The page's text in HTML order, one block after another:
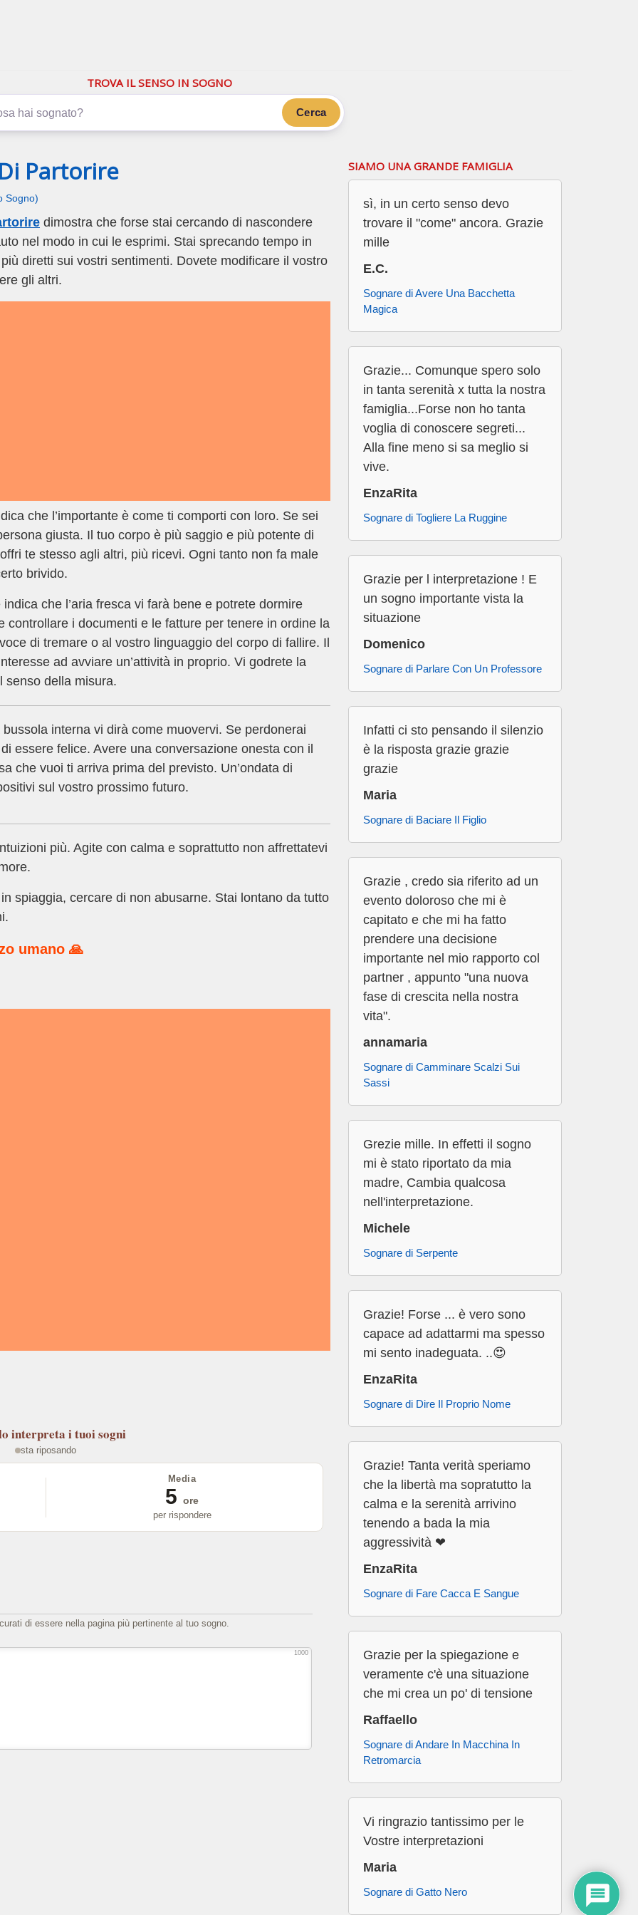
TROVA IL SENSO IN SOGNO
Cerca
Partorire
Sogno)
dimostra che forse stai cercando di nascondere
nel modo in cui le esprimi. Stai sprecando tempo in
diretti sui vostri sentimenti. Dovete modificare il vostro
gli altri.
che l’importante è come ti comporti con loro. Se sei
giusta. Il tuo corpo è più saggio e più potente di
te stesso agli altri, più ricevi. Ogni tanto non fa male
brivido.
che l’aria fresca vi farà bene e potrete dormire
controllare i documenti e le fatture per tenere in ordine la
di tremare o al vostro linguaggio del corpo di fallire. Il
ad avviare un’attività in proprio. Vi godrete la
senso della misura.
interna vi dirà come muovervi. Se perdonerai
essere felice. Avere una conversazione onesta con il
che vuoi ti arriva prima del previsto. Un’ondata di
sul vostro prossimo futuro.
più. Agite con calma e soprattutto non affrettatevi
spiaggia, cercare di non abusarne. Stai lontano da tutto
umano 🙏
interpreta i tuoi sogni
sta riposando
Media
5 ore
per rispondere
di essere nella pagina più pertinente al tuo sogno.
1000
SIAMO UNA GRANDE FAMIGLIA
sì, in un certo senso devo
trovare il "come" ancora. Grazie
mille
E.C.
Sognare di Avere Una Bacchetta
Magica
Grazie... Comunque spero solo
in tanta serenità x tutta la nostra
famiglia...Forse non ho tanta
voglia di conoscere segreti...
Alla fine meno si sa meglio si
vive.
EnzaRita
Sognare di Togliere La Ruggine
Grazie per l interpretazione ! E
un sogno importante vista la
situazione
Domenico
Sognare di Parlare Con Un Professore
Infatti ci sto pensando il silenzio
è la risposta grazie grazie
grazie
Maria
Sognare di Baciare Il Figlio
Grazie , credo sia riferito ad un
evento doloroso che mi è
capitato e che mi ha fatto
prendere una decisione
importante nel mio rapporto col
partner , appunto "una nuova
fase di crescita nella nostra
vita".
annamaria
Sognare di Camminare Scalzi Sui
Sassi
Grezie mille. In effetti il sogno
mi è stato riportato da mia
madre, Cambia qualcosa
nell'interpretazione.
Michele
Sognare di Serpente
Grazie! Forse ... è vero sono
capace ad adattarmi ma spesso
mi sento inadeguata. ..😍
EnzaRita
Sognare di Dire Il Proprio Nome
Grazie! Tanta verità speriamo
che la libertà ma sopratutto la
calma e la serenità arrivino
tenendo a bada la mia
aggressività ❤
EnzaRita
Sognare di Fare Cacca E Sangue
Grazie per la spiegazione e
veramente c'è una situazione
che mi crea un po' di tensione
Raffaello
Sognare di Andare In Macchina In
Retromarcia
Vi ringrazio tantissimo per le
Vostre interpretazioni
Maria
Sognare di Gatto Nero